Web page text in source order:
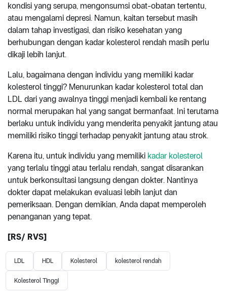
kondisi yang serupa, mengonsumsi obat-obatan tertentu,
atau mengalami depresi. Namun, kaitan tersebut masih
dalam tahap investigasi, dan risiko kesehatan yang
berhubungan dengan kadar kolesterol rendah masih perlu
dikaji lebih lanjut.
Lalu, bagaimana dengan individu yang memiliki kadar
kolesterol tinggi? Menurunkan kadar kolesterol total dan
LDL dari yang awalnya tinggi menjadi kembali ke rentang
normal merupakan hal yang sangat bermanfaat. Ini terutama
berlaku untuk individu yang menderita penyakit jantung atau
memiliki risiko tinggi terhadap penyakit jantung atau strok.
Karena itu, untuk individu yang memiliki kadar kolesterol
yang terlalu tinggi atau terlalu rendah, sangat disarankan
untuk berkonsultasi langsung dengan dokter. Nantinya
dokter dapat melakukan evaluasi lebih lanjut dan
pemeriksaan. Dengan demikian, Anda dapat memperoleh
penanganan yang tepat.
[RS/ RVS]
LDL HDL Kolesterol kolesterol rendah
Kolesterol Tinggi